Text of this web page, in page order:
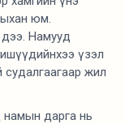
юм.
Намууд
үзэл
жил
намын дарга нь